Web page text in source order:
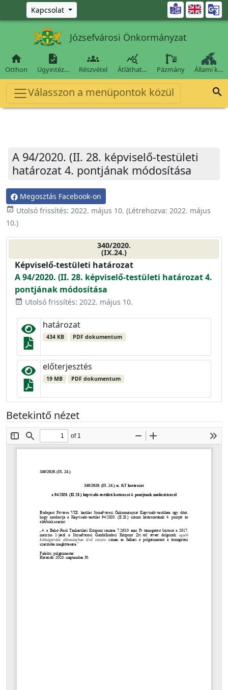
Ugrás a fő tartalomra
Kapcsolat 
Józsefvárosi Önkormányzat

Otthon

Ügyintéz…

Részvétel

Átláthat… Pázmány Állami k…
Válasszon a menüpontok közül 
A 94/2020. (II. 28. képviselő-testületi
határozat 4. pontjának módosítása
Megosztás Facebook-on
event_available Utolsó frissítés: 2022. május 10. (Létrehozva: 2022. május
10.)
340/2020.
(IX.24.)
Képviselő-testületi határozat
A 94/2020. (II. 28. képviselő-testületi határozat 4.
pontjának módosítása
event_available Utolsó frissítés: 2022. május 10.
határozat
434 KB PDF dokumentum
előterjesztés
19 MB PDF dokumentum
Betekintő nézet